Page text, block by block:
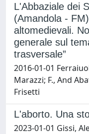
L'Abbaziale dei
(Amandola -
altomedievali.
generale sul
trasversale”
2016-01-01
Marazzi; F., And
Frisetti
L'aborto. Una
2023-01-01 Gissi,